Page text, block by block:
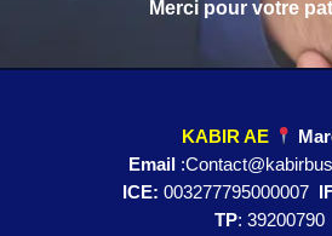
Merci pour votre
KABIR AE
Email
ICE: 003277795000007
TP: 39200790